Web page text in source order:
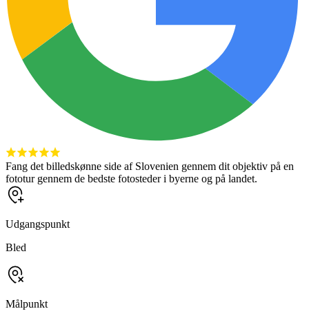
Fang det billedskønne side af Slovenien gennem dit objektiv på en
fototur gennem de bedste fotosteder i byerne og på landet.
Udgangspunkt
Bled
Målpunkt